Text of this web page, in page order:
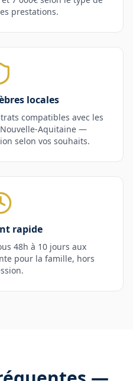
prestations.
locales
compatibles avec les
Nouvelle-Aquitaine—
selon vos souhaits.
rapide
48h à 10 jours aux
pour la famille, hors